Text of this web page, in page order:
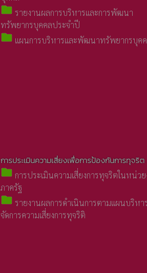
folder รายงานผลการบริหารและการพัฒนา
ทรัพยากรบุคคลประจำปี
folder แผนการบริหารและพัฒนาทรัพยากรบุค
การประเมินความเสี่ยงเพื่อการป้องกันการทุจริต
folder การประเมินความเสี่ยงการทุจริตในหน่ว
ภาครัฐ
folder รายงานผลการดำเนินการตามแผนบริหา
จัดการความเสี่ยงการทุจริติ